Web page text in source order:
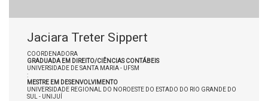
Jaciara Treter Sippert
COORDENADORA
GRADUADA EM DIREITO/CIÊNCIAS CONTÁBEIS
UNIVERSIDADE DE SANTA MARIA - UFSM
:
MESTRE EM DESENVOLVIMENTO
UNIVERSIDADE REGIONAL DO NOROESTE DO ESTADO DO RIO GRANDE DO
SUL - UNIJUÍ